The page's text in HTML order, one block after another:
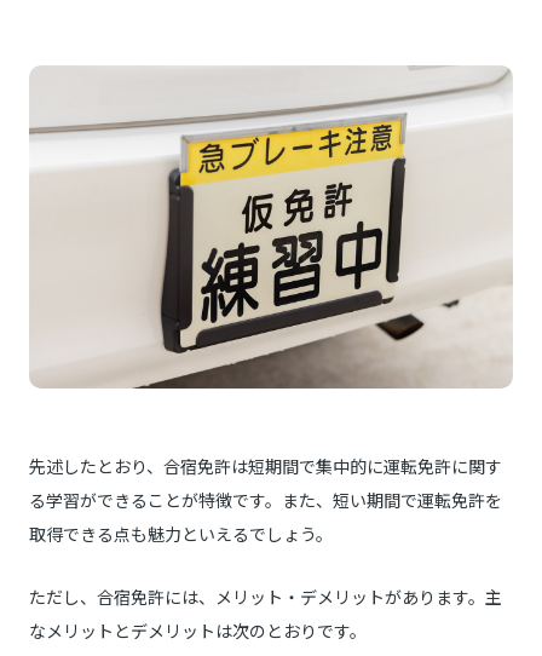
先述したとおり、合宿免許は短期間で集中的に運転免許に関す
る学習ができることが特徴です。また、短い期間で運転免許を
取得できる点も魅力といえるでしょう。
ただし、合宿免許には、メリット・デメリットがあります。主
なメリットとデメリットは次のとおりです。